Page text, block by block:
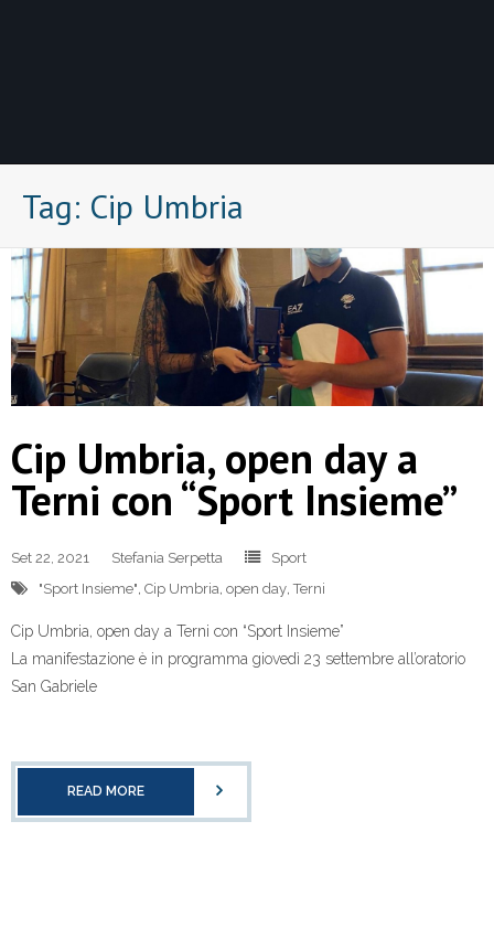
Tag: Cip Umbria
Cip Umbria, open day a
Terni con “Sport Insieme”
Set 22, 2021 Stefania Serpetta
Sport
"Sport Insieme" Cip Umbria open day ,Terni
Cip Umbria, open day a Terni con “Sport Insieme”
La manifestazione è in programma giovedì 23 settembre all’oratorio
San Gabriele
READ MORE